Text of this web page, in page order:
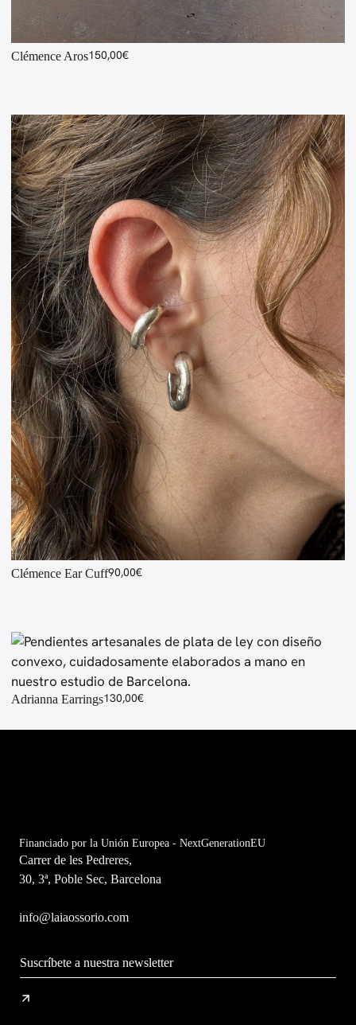
Clémence Aros150,00€
Clémence Ear Cuff90,00€
Adrianna Earrings130,00€
Financiado por la Unión Europea - NextGenerationEU
Carrer de les Pedreres,
30, 3ª, Poble Sec, Barcelona
info@laiaossorio.com